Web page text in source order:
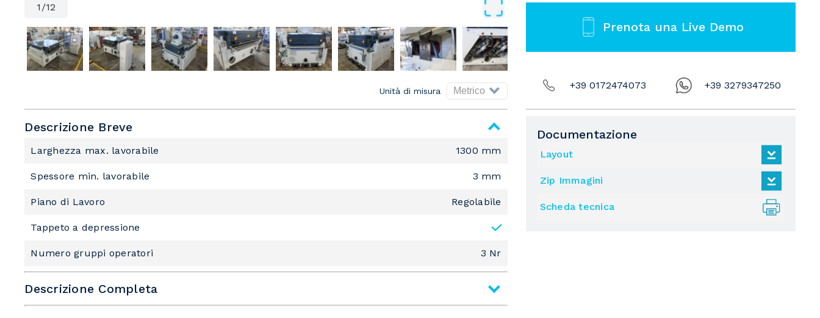
1 /12
Unità di misura
Prenota una Live Demo
+39 0172474073 +39 3279347250
Descrizione Breve
Larghezza max. lavorabile 1300 mm
Spessore min. lavorabile 3 mm
Piano di Lavoro Regolabile
Tappeto a depressione
Numero gruppi operatori 3 Nr
Descrizione Completa
Documentazione
Layout
Zip Immagini
Scheda tecnica